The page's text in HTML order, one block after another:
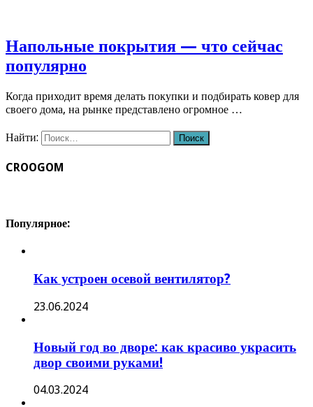
Напольные покрытия — что сейчас
популярно
Когда приходит время делать покупки и подбирать ковер для
своего дома, на рынке представлено огромное …
Найти:
CROOGOM
Популярное:
Как устроен осевой вентилятор?
23.06.2024
Новый год во дворе: как красиво украсить
двор своими руками!
04.03.2024